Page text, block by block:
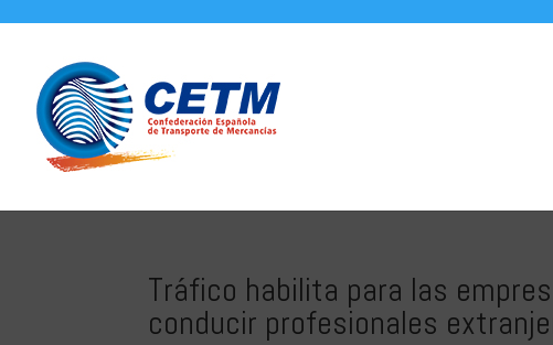
Tráfico habilita para las
conducir profesionales